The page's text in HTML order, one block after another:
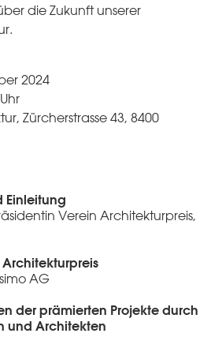
die Zukunft unserer
2024
Zürcherstrasse 43, 8400
Einleitung
Verein Architekturpreis,
AG
der prämierten Projekte durch
und Architekten